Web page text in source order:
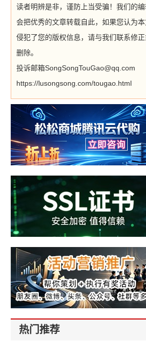
读者明辨是非，谨防上当受骗！我们的
会把优秀的文章转载自此，如果您认为
侵犯了您的版权信息，请与我们联系修
删除。
投诉邮箱SongSongTouGao@qq.com
https://lusongsong.com/tougao.html
热门推荐